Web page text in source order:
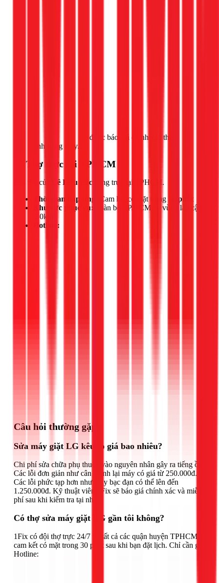
để được báo giá chính xác theo
tình trạng máy.
📍 Thợ trực tại TPHCM
Đội thợ của Lê Hữu Lộc đang trực tại TPHCM.
Thời gian đáp ứng:
Cam kết có mặt trong
30 phút
Khu vực phục vụ:
Toàn bộ TP.HCM và vùng lân cận
(50km)
Hotline:
Câu hỏi thường gặp
Sửa máy giặt LG kêu to giá bao nhiêu?
Chi phí sửa chữa phụ thuộc vào nguyên nhân gây ra tiếng ồn.
Các lỗi đơn giản như cân chỉnh lại máy có giá từ 250.000đ.
Các lỗi phức tạp hơn như thay bạc đạn có thể lên đến
1.250.000đ. Kỹ thuật viên 1Fix sẽ báo giá chính xác và miễn
phí sau khi kiểm tra tại nhà.
Có thợ sửa máy giặt LG gần tôi không?
1Fix có đội thợ trực 24/7 tại tất cả các quận huyện TPHCM,
cam kết có mặt trong 30 phút sau khi bạn đặt lịch. Chỉ cần gọi
Hotline: